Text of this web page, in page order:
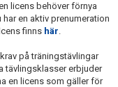
licens behöver förnya
en aktiv prenumeration
finns här.
på träningstävlingar
tävlingsklasser erbjuder
en licens som gäller för